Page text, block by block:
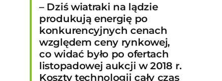
– Dziś wiatraki na lądzie
produkują energię po
konkurencyjnych cenach
względem ceny rynkowej,
co widać było po ofertach
listopadowej aukcji w 2018 r.
Koszty technologii cały czas